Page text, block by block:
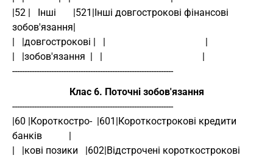
|52 |   Інші       |521|Інші довгострокові фінансові
зобов'язання|
|   |довгострокові |   |                                         |
|   |зобов'язання  |   |                                         |
------------------------------------------------------------------
Клас 6. Поточні зобов'язання
------------------------------------------------------------------
|60 |Короткостро-  |601|Короткострокові кредити
банків           |
|   |кові позики   |602|Відстрочені короткострокові